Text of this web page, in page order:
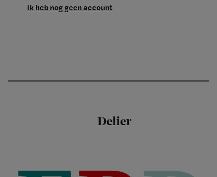
Ik heb nog geen account
Delier